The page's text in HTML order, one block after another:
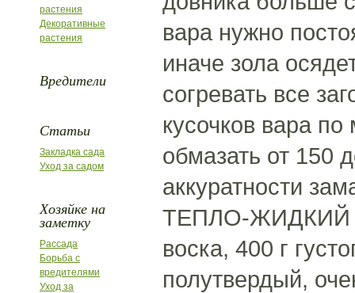
растения
Декоративные
растения
Вредители
Статьи
Закладка сада
Уход за садом
Хозяйке на
заметку
Рассада
Борьба с
вредителями
Уход за
вара нужно
иначе зола
согревать все
кусочков вара
обмазать от 150
аккуратности
ТЕПЛО-ЖИДКИЙ
воска, 400 г
полутвердый,